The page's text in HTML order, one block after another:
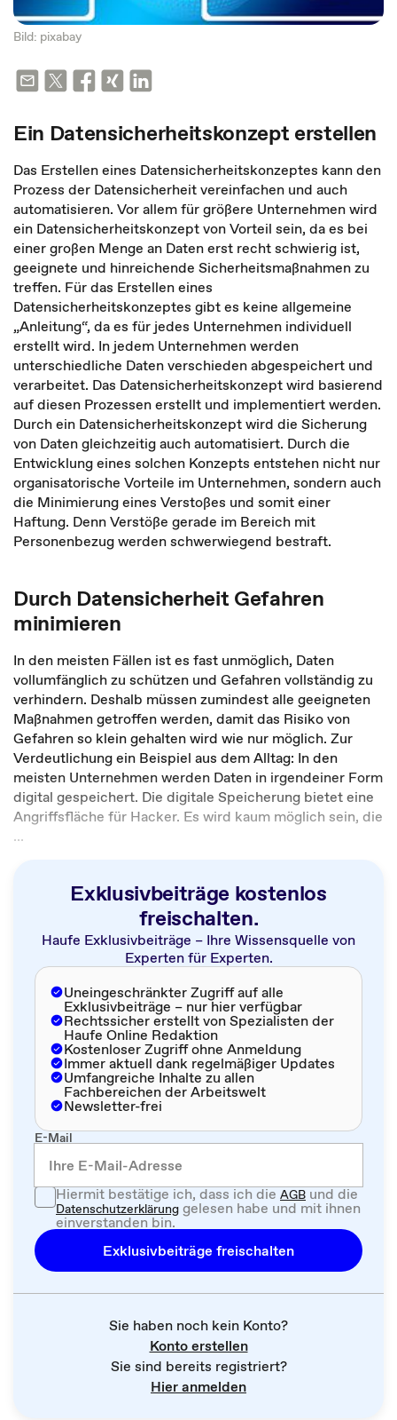
Bild: pixabay
Ein Datensicherheitskonzept erstellen
Das Erstellen eines Datensicherheitskonzeptes kann den
Prozess der Datensicherheit vereinfachen und auch
automatisieren. Vor allem für größere Unternehmen wird
ein Datensicherheitskonzept von Vorteil sein, da es bei
einer großen Menge an Daten erst recht schwierig ist,
geeignete und hinreichende Sicherheitsmaßnahmen zu
treffen. Für das Erstellen eines
Datensicherheitskonzeptes gibt es keine allgemeine
„Anleitung“, da es für jedes Unternehmen individuell
erstellt wird. In jedem Unternehmen werden
unterschiedliche Daten verschieden abgespeichert und
verarbeitet. Das Datensicherheitskonzept wird basierend
auf diesen Prozessen erstellt und implementiert werden.
Durch ein Datensicherheitskonzept wird die Sicherung
von Daten gleichzeitig auch automatisiert. Durch die
Entwicklung eines solchen Konzepts entstehen nicht nur
organisatorische Vorteile im Unternehmen, sondern auch
die Minimierung eines Verstoßes und somit einer
Haftung. Denn Verstöße gerade im Bereich mit
Personenbezug werden schwerwiegend bestraft.
Durch Datensicherheit Gefahren
minimieren
In den meisten Fällen ist es fast unmöglich, Daten
vollumfänglich zu schützen und Gefahren vollständig zu
verhindern. Deshalb müssen zumindest alle geeigneten
Maßnahmen getroffen werden, damit das Risiko von
Gefahren so klein gehalten wird wie nur möglich. Zur
Verdeutlichung ein Beispiel aus dem Alltag: In den
meisten Unternehmen werden Daten in irgendeiner Form
digital gespeichert. Die digitale Speicherung bietet eine
Angriffsfläche für Hacker. Es wird kaum möglich sein, die
...
Exklusivbeiträge kostenlos
freischalten.
Haufe Exklusivbeiträge – Ihre Wissensquelle von
Experten für Experten.
Uneingeschränkter Zugriff auf alle
Exklusivbeiträge – nur hier verfügbar
Rechtssicher erstellt von Spezialisten der
Haufe Online Redaktion
Kostenloser Zugriff ohne Anmeldung
Immer aktuell dank regelmäßiger Updates
Umfangreiche Inhalte zu allen
Fachbereichen der Arbeitswelt
Newsletter-frei
E-Mail
Hiermit bestätige ich, dass ich dieAGBund die
Datenschutzerklärung gelesen habe und mit ihnen
einverstanden bin.
Exklusivbeiträge freischalten
Sie haben noch kein Konto?
Konto erstellen
Sie sind bereits registriert?
Hier anmelden